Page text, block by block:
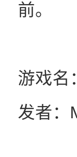
前。
游戏名
发者：